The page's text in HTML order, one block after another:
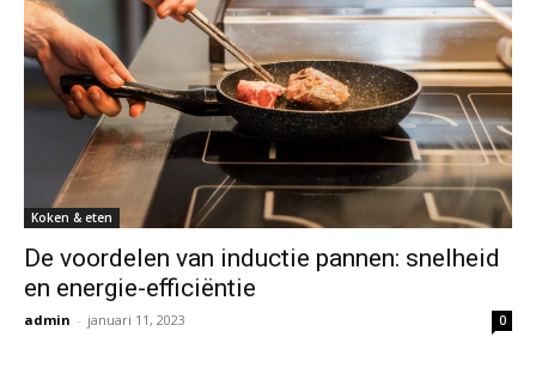
Koken & eten
De voordelen van inductie pannen: snelheid
en energie-efficiëntie
admin - januari 11, 2023 0